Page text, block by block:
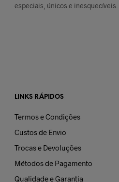
especiais, únicos e inesquecíveis.
LINKS RÁPIDOS
Termos e Condições
Custos de Envio
Trocas e Devoluções
Métodos de Pagamento
Qualidade e Garantia